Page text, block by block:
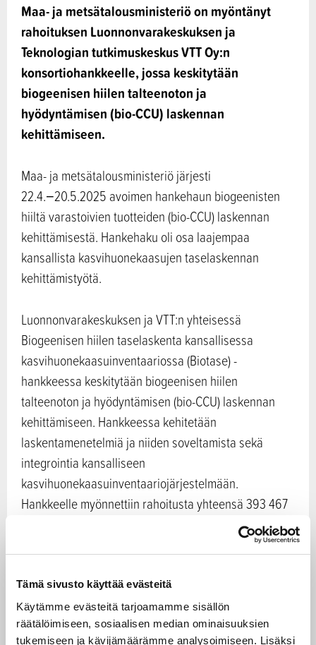
Tämä sivusto käyttää evästeitä
Käytämme evästeitä tarjoamamme sisällön
räätälöimiseen, sosiaalisen median ominaisuuksien
tukemiseen ja kävijämäärämme analysoimiseen. Lisäksi
Maa- ja metsätalousministeriö on myöntänyt
rahoituksen Luonnonvarakeskuksen ja
Teknologian tutkimuskeskus VTT Oy:n
konsortiohankkeelle, jossa keskitytään
biogeenisen hiilen talteenoton ja
hyödyntämisen (bio-CCU) laskennan
kehittämiseen.
Maa- ja metsätalousministeriö järjesti
22.4.−20.5.2025 avoimen hankehaun biogeenisten
hiiltä varastoivien tuotteiden (bio-CCU) laskennan
kehittämisestä. Hankehaku oli osa laajempaa
kansallista kasvihuonekaasujen taselaskennan
kehittämistyötä.
Luonnonvarakeskuksen ja VTT:n yhteisessä
Biogeenisen hiilen taselaskenta kansallisessa
kasvihuonekaasuinventaariossa (Biotase) -
hankkeessa keskitytään biogeenisen hiilen
talteenoton ja hyödyntämisen (bio-CCU) laskennan
kehittämiseen. Hankkeessa kehitetään
laskentamenetelmiä ja niiden soveltamista sekä
integrointia kansalliseen
kasvihuonekaasuinventaariojärjestelmään.
Hankkeelle myönnettiin rahoitusta yhteensä 393 467
ilmastosuunnitelman toimeenpanoa ja tukee
hallitusohjelman mukaisesti yksittäisten toimijoiden ja
markkinaehtoisten hiilensidontamahdollisuuksien